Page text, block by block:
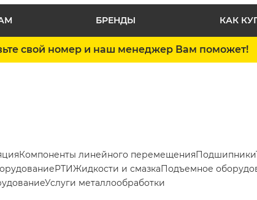
БРЕНДЫ КАК
свой номер и наш менеджер Вам поможет!
Компоненты линейного перемещенияПодшипники
РТИЖидкости и смазкаПодъемное
Услуги металлообработки